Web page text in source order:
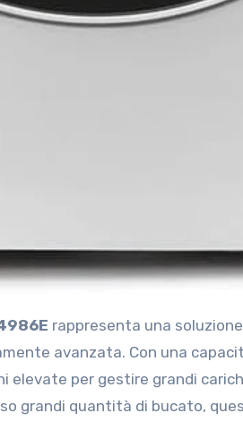
rappresenta una
avanzata. Con una
per gestire grandi
grandi quantità di bucato,